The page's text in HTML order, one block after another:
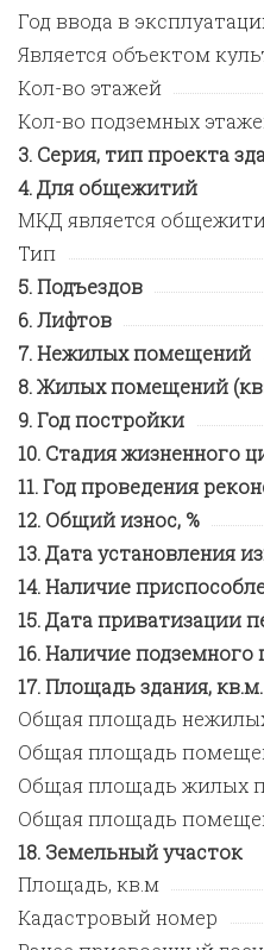
Год ввода в
Является объектом
Кол-во этажей
Кол-во подземных
Серия, тип проекта
Для общежитий
МКД является
Тип
Подъездов
Лифтов
Нежилых помещений
Жилых помещений
Год постройки
Стадия жизненного
Год проведения
Общий износ, %
Дата установления
Наличие
Дата приватизации
Наличие подземного
Площадь здания, кв.м.
Общая площадь
Общая площадь
Общая площадь жилых
Общая площадь
Земельный участок
Площадь, кв.м
Кадастровый номер